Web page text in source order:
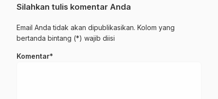
Silahkan tulis komentar Anda
Email Anda tidak akan dipublikasikan. Kolom yang
bertanda bintang (*) wajib diisi
Komentar*